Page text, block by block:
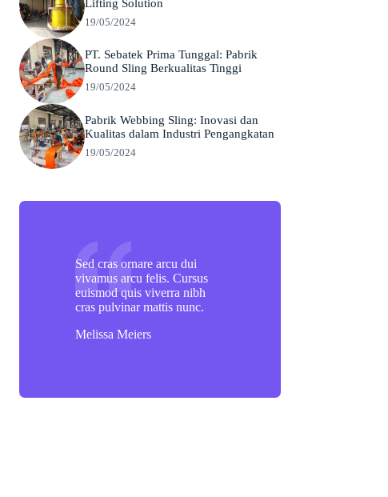
Lifting Solution
19/05/2024
PT. Sebatek Prima Tunggal: Pabrik
Round Sling Berkualitas Tinggi
19/05/2024
Pabrik Webbing Sling: Inovasi dan
Kualitas dalam Industri Pengangkatan
19/05/2024
Sed cras ornare arcu dui
vivamus arcu felis. Cursus
euismod quis viverra nibh
cras pulvinar mattis nunc.
Melissa Meiers